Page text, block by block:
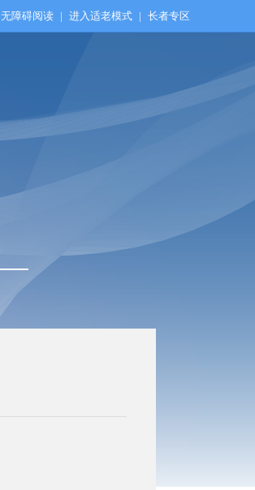
无障碍阅读 | 进入适老模式 | 长者专区